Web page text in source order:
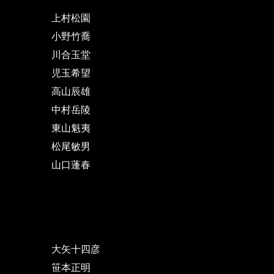
上村松園
小野竹喬
川合玉堂
児玉希望
高山辰雄
中村岳陵
東山魁夷
松尾敏男
山口蓬春
大矢十四彦
笹本正明